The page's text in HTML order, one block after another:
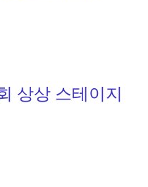
상상 스테이지